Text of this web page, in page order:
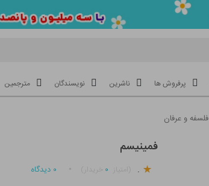
پرفروش ها ناشرین نویسندگان مترجمین
فلسفه و عرفان
فمینیسم
. ۰ ۰ دیدگاه